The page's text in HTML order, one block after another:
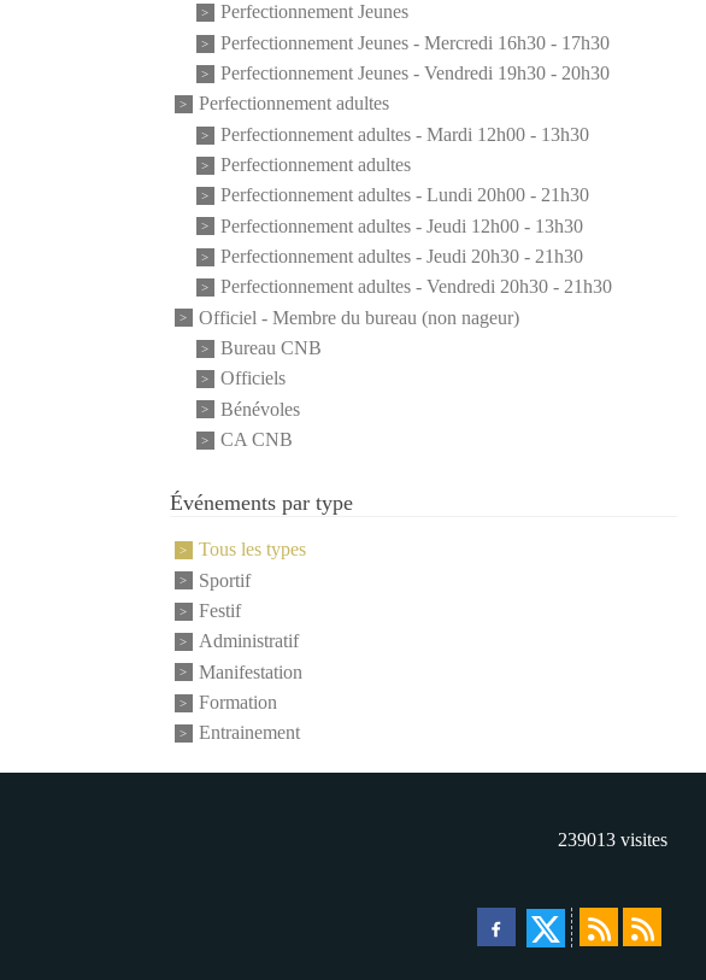
Perfectionnement Jeunes
Perfectionnement Jeunes - Mercredi 16h30 - 17h30
Perfectionnement Jeunes - Vendredi 19h30 - 20h30
Perfectionnement adultes
Perfectionnement adultes - Mardi 12h00 - 13h30
Perfectionnement adultes
Perfectionnement adultes - Lundi 20h00 - 21h30
Perfectionnement adultes - Jeudi 12h00 - 13h30
Perfectionnement adultes - Jeudi 20h30 - 21h30
Perfectionnement adultes - Vendredi 20h30 - 21h30
Officiel - Membre du bureau (non nageur)
Bureau CNB
Officiels
Bénévoles
CA CNB
Événements par type
Tous les types
Sportif
Festif
Administratif
Manifestation
Formation
Entrainement
239013 visites